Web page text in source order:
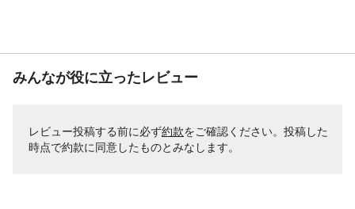
みんなが役に立ったレビュー
レビュー投稿する前に必ず約款をご確認ください。投稿した
時点で約款に同意したものとみなします。